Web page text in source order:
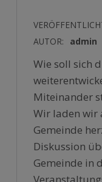
AUTOR:
admin
Wie soll sich
Miteinander
Wir laden wir
Gemeinde
Diskussion
Gemeinde in